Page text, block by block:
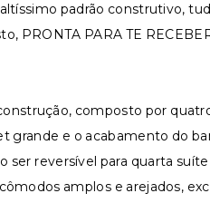
padrão construtivo,
PRONTA PARA TE
composto por
grande e o acabamento do
ser reversível para quarta
amplos e arejados,